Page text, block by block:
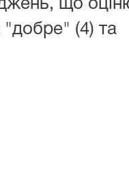
що
"добре" (4) та